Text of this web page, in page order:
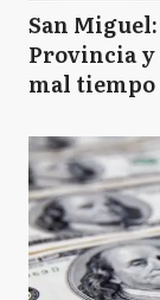
San
Provincia y
mal tiempo